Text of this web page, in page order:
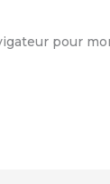
pour